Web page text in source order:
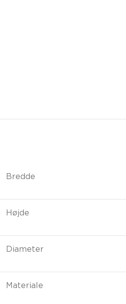
Bredde
Højde
Diameter
Materiale